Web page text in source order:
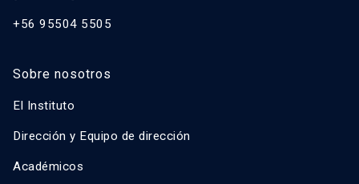
+56 95504 5505
Sobre nosotros
El Instituto
Dirección y Equipo de dirección
Académicos